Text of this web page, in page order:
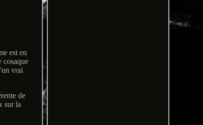
est en
cosaque
vrai
de
sur la